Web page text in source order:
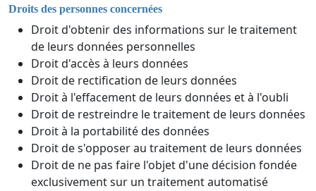
Droits des personnes concernées
Droit d'obtenir des informations sur le traitement
de leurs données personnelles
Droit d'accès à leurs données
Droit de rectification de leurs données
Droit à l'effacement de leurs données et à l'oubli
Droit de restreindre le traitement de leurs données
Droit à la portabilité des données
Droit de s'opposer au traitement de leurs données
Droit de ne pas faire l'objet d'une décision fondée
exclusivement sur un traitement automatisé